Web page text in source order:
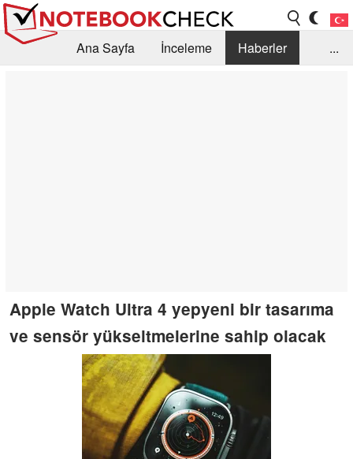
Ana Sayfa İnceleme
Haberler
...
Apple Watch Ultra 4 yepyeni bir tasarıma
ve sensör yükseltmelerine sahip olacak